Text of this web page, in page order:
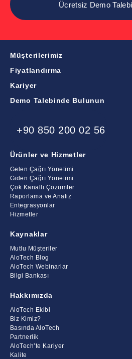
Müşterilerimiz
Fiyatlandırma
Kariyer
Demo Talebinde Bulunun
+90 850 200 02 56
Ürünler ve Hizmetler
Gelen Çağrı Yönetimi
Giden Çağrı Yönetimi
Çok Kanallı Çözümler
Raporlama ve Analiz
Entegrasyonlar
Hizmetler
Kaynaklar
Mutlu Müşteriler
AloTech Blog
AloTech Webinarlar
Bilgi Bankası
Hakkımızda
AloTech Ekibi
Biz Kimiz?
Basında AloTech
Partnerlik
AloTech’te Kariyer
Kalite